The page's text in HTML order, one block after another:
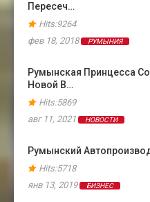
Пересеч…
Hits:9264
фев 18, 2018
РУМЫНИЯ
Румынская Принцесса
Новой В…
Hits:5869
авг 11, 2021
НОВОСТИ
Румынский
Hits:5718
янв 13, 2019
БИЗНЕС